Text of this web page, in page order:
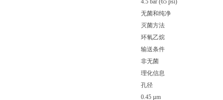
4.5 bar (65 psi)
无菌和纯净
灭菌方法
环氧乙烷
输送条件
非无菌
理化信息
孔径
0.45 µm